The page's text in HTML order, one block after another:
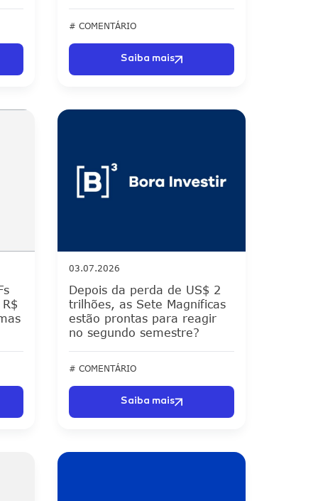
# COMENTÁRIO
Saiba mais
03.07.2026
Depois da perda de US$ 2
trilhões, as Sete Magníficas
estão prontas para reagir
no segundo semestre?
# COMENTÁRIO
Saiba mais